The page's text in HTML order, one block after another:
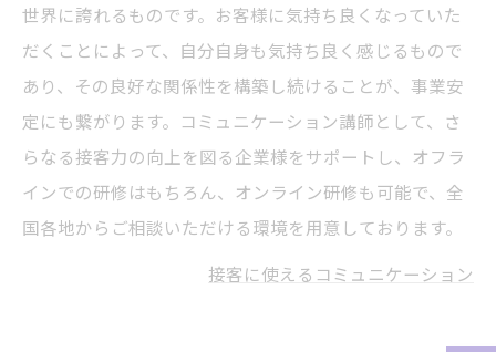
世界に誇れるものです。お客様に気持ち良くなっていた
だくことによって、自分自身も気持ち良く感じるもので
あり、その良好な関係性を構築し続けることが、事業安
定にも繋がります。コミュニケーション講師として、さ
らなる接客力の向上を図る企業様をサポートし、オフラ
インでの研修はもちろん、オンライン研修も可能で、全
国各地からご相談いただける環境を用意しております。
接客に使えるコミュニケーション